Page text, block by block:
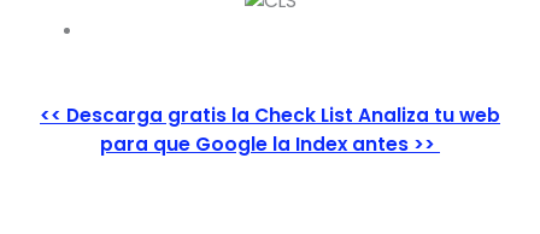
<< Descarga gratis la Check List Analiza tu web
para que Google la Index antes >>